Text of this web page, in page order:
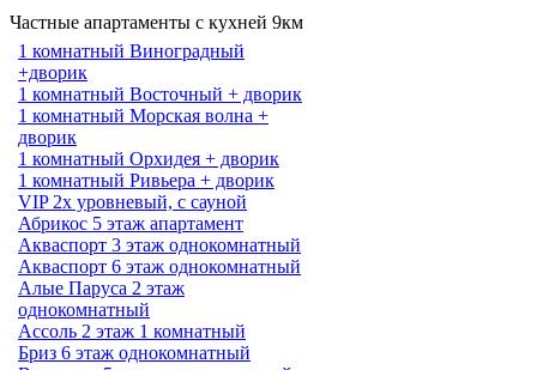
Частные апартаменты с кухней 9км
1 комнатный Виноградный
+дворик
1 комнатный Восточный + дворик
1 комнатный Морская волна +
дворик
1 комнатный Орхидея + дворик
1 комнатный Ривьера + дворик
VIP 2х уровневый, с сауной
Абрикос 5 этаж апартамент
Акваспорт 3 этаж однокомнатный
Акваспорт 6 этаж однокомнатный
Алые Паруса 2 этаж
однокомнатный
Ассоль 2 этаж 1 комнатный
Бриз 6 этаж однокомнатный